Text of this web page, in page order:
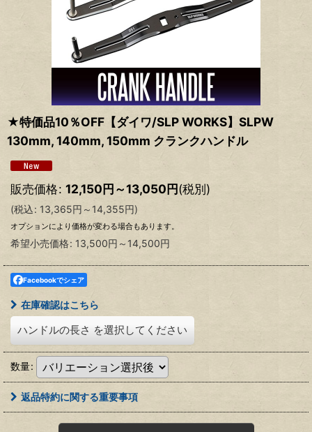
★特価品10％OFF【ダイワ/SLP WORKS】SLPW
130mm, 140mm, 150mm クランクハンドル
販売価格: 12,150円～13,050円(税別)
(税込: 13,365円 ～14,355円)
オプションにより価格が変わる場合もあります。
希望小売価格: 13,500円 ～14,500円
Facebookでシェア
在庫確認はこちら
ハンドルの長さ を選択してください
数量:
返品特約に関する重要事項